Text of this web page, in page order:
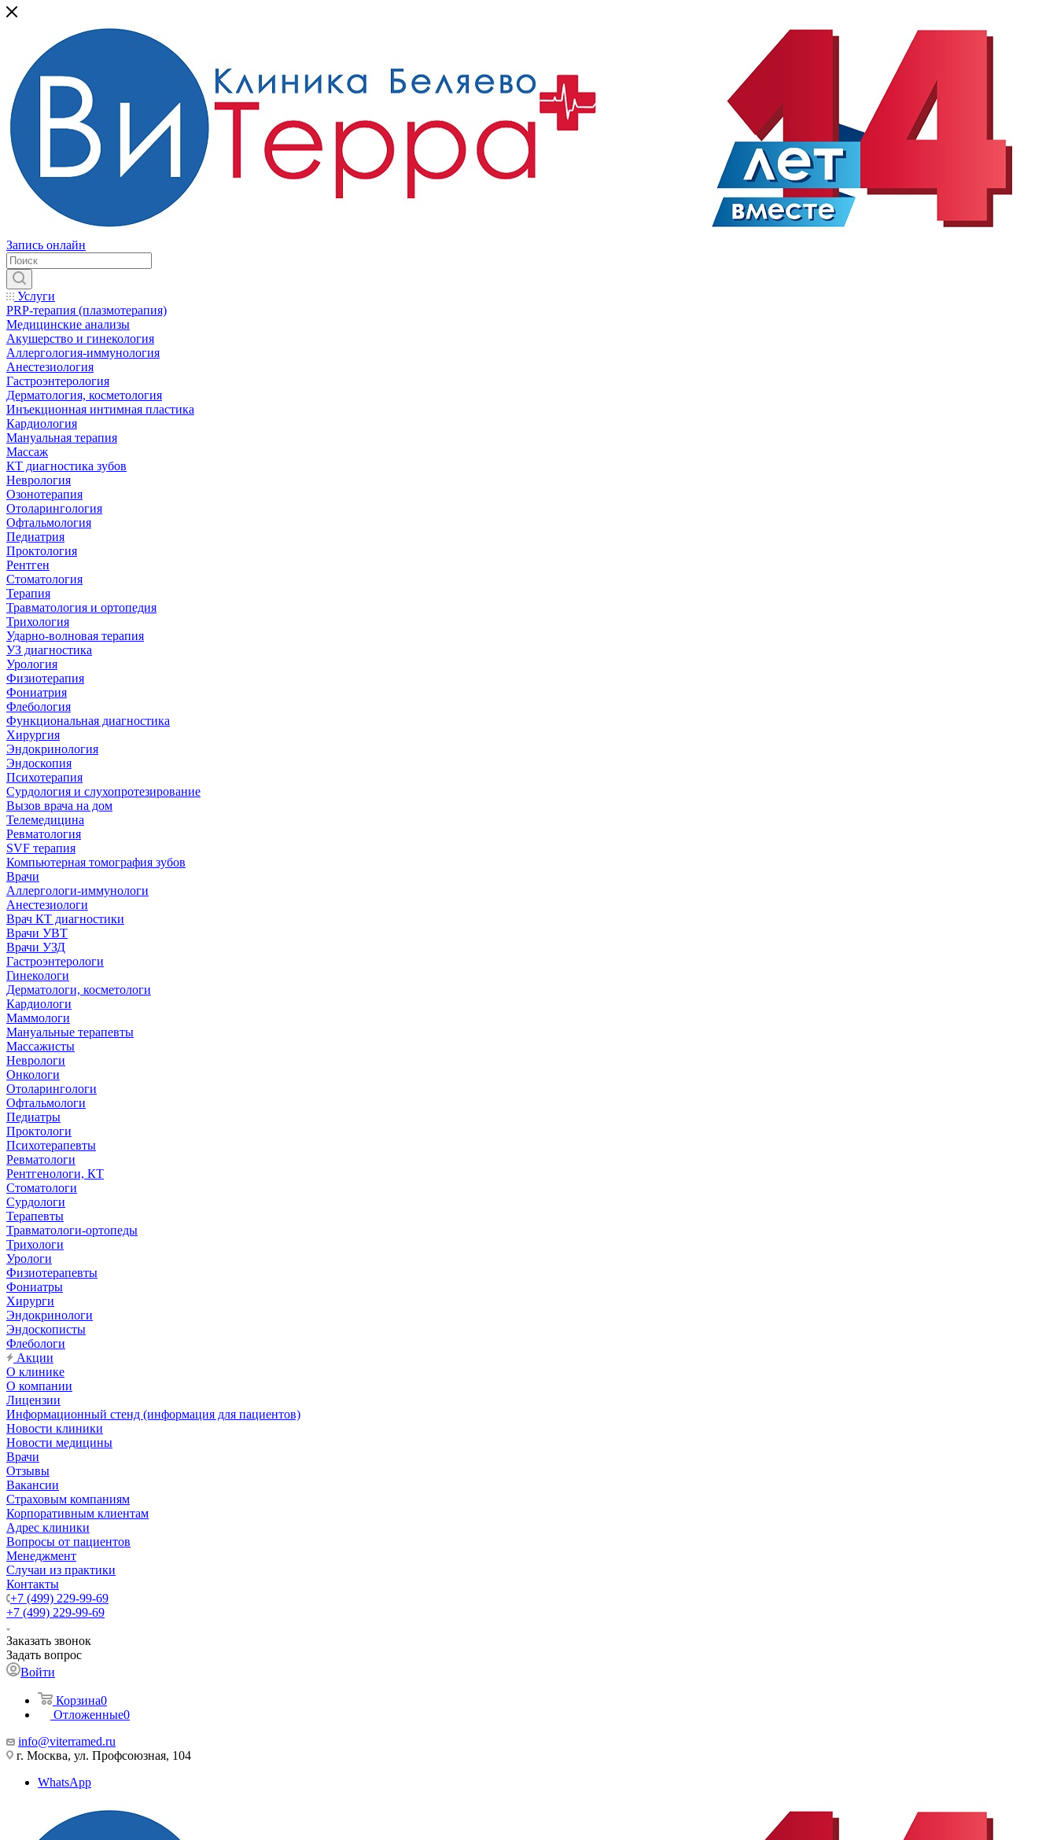
Запись онлайн
Услуги
PRP-терапия (плазмотерапия)
Медицинские анализы
Акушерство и гинекология
Аллергология-иммунология
Анестезиология
Гастроэнтерология
Дерматология, косметология
Инъекционная интимная пластика
Кардиология
Мануальная терапия
Массаж
КТ диагностика зубов
Неврология
Озонотерапия
Отоларингология
Офтальмология
Педиатрия
Проктология
Рентген
Стоматология
Терапия
Травматология и ортопедия
Трихология
Ударно-волновая терапия
УЗ диагностика
Урология
Физиотерапия
Фониатрия
Флебология
Функциональная диагностика
Хирургия
Эндокринология
Эндоскопия
Психотерапия
Сурдология и слухопротезирование
Вызов врача на дом
Телемедицина
Ревматология
SVF терапия
Компьютерная томография зубов
Врачи
Аллергологи-иммунологи
Анестезиологи
Врач КТ диагностики
Врачи УВТ
Врачи УЗД
Гастроэнтерологи
Гинекологи
Дерматологи, косметологи
Кардиологи
Маммологи
Мануальные терапевты
Массажисты
Неврологи
Онкологи
Отоларингологи
Офтальмологи
Педиатры
Проктологи
Психотерапевты
Ревматологи
Рентгенологи, КТ
Стоматологи
Сурдологи
Терапевты
Травматологи-ортопеды
Трихологи
Урологи
Физиотерапевты
Фониатры
Хирурги
Эндокринологи
Эндоскописты
Флебологи
Акции
О клинике
О компании
Лицензии
Информационный стенд (информация для пациентов)
Новости клиники
Новости медицины
Врачи
Отзывы
Вакансии
Страховым компаниям
Корпоративным клиентам
Адрес клиники
Вопросы от пациентов
Менеджмент
Случаи из практики
Контакты
+7 (499) 229-99-69
+7 (499) 229-99-69
Заказать звонок
Задать вопрос
Войти
Корзина0
Отложенные0
info@viterramed.ru
г. Москва, ул. Профсоюзная, 104
WhatsApp